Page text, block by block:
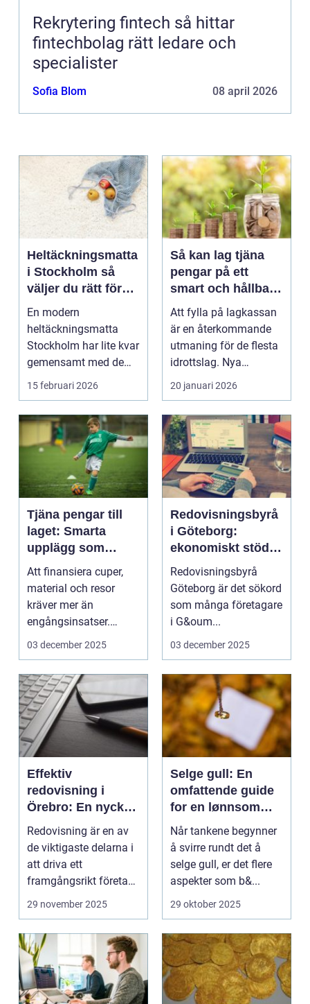
Rekrytering fintech så hittar
fintechbolag rätt ledare och
specialister
Sofia Blom 08 april 2026
Heltäckningsmatta
i Stockholm så
väljer du rätt för
hem och kontor
En modern
heltäckningsmatta
Stockholm har lite kvar
gemensamt med de
platta, trista varianter
15 februari 2026
Så kan lag tjäna
pengar på ett
smart och hållbart
sätt
Att fylla på lagkassan
är en återkommande
utmaning för de flesta
idrottslag. Nya
matchställ, cuper, ...
20 januari 2026
Tjäna pengar till
laget: Smarta
upplägg som
håller i längden
Att finansiera cuper,
material och resor
kräver mer än
engångsinsatser.
Många ...
03 december 2025
Redovisningsbyrå
i Göteborg:
ekonomiskt stöd
för ditt företag
Redovisningsbyrå
Göteborg är det sökord
som många företagare
i G&oum...
03 december 2025
Effektiv
redovisning i
Örebro: En nyckel
till framgång
Redovisning är en av
de viktigaste delarna i
att driva ett
framgångsrikt företag.
I ...
29 november 2025
Selge gull: En
omfattende guide
for en lønnsom
transaksjon
Når tankene begynner
å svirre rundt det å
selge gull, er det flere
aspekter som b&...
29 oktober 2025